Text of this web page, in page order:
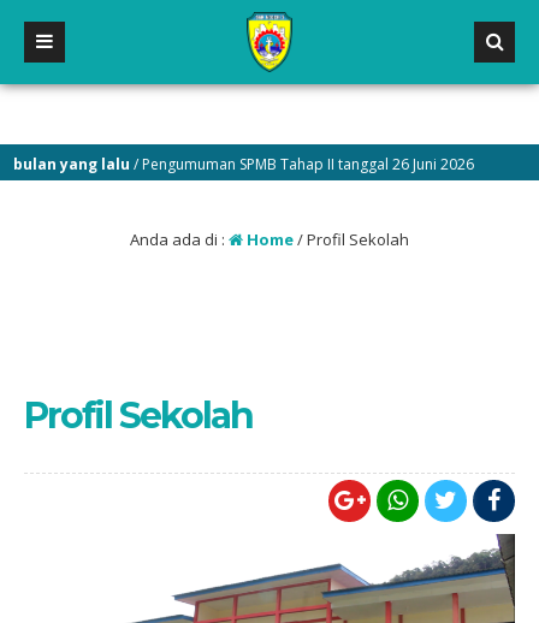
yang lalu/ Pengumuman SPMB Tahap II tanggal 26 Juni 2026
Anda ada di : Home/Profil Sekolah
Profil Sekolah